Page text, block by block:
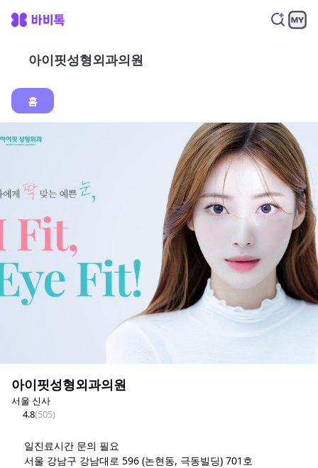
아이핏성형외과의원
홈
아이핏성형외과의원
서울 신사
4.8(505)
일진료시간 문의 필요
서울 강남구 강남대로 596 (논현동, 극동빌딩) 701호